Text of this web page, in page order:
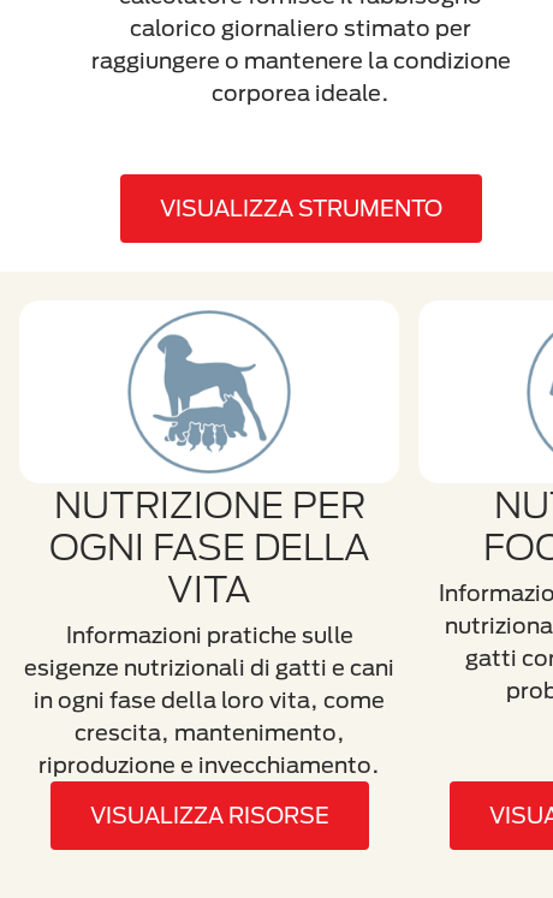
calorico giornaliero stimato per
raggiungere o mantenere la condizione
corporea ideale.
VISUALIZZA STRUMENTO
NUTRIZIONE PER
OGNI FASE DELLA
VITA
Informazioni pratiche sulle
esigenze nutrizionali di gatti e cani
in ogni fase della loro vita, come
crescita, mantenimento,
riproduzione e invecchiamento.
VISUALIZZA RISORSE
gatti